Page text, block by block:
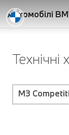
Автомобілі
Технічні
M3